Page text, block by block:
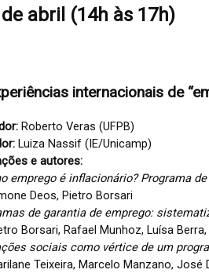
de abril (14h às 17h)
internacionais de
Roberto Veras (UFPB)
Luiza Nassif (IE/Unicamp)
e autores:
emprego é inflacionário? Programa
Deos, Pietro Borsari
de garantia de emprego:
Borsari, Rafael Munhoz, Luísa
sociais como vértice de um
Teixeira, Marcelo Manzano, José